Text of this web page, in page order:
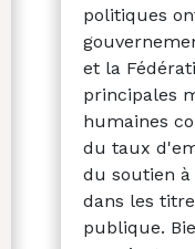
politiques
et la
principales
humaines
du taux
du soutien
dans les
publique.